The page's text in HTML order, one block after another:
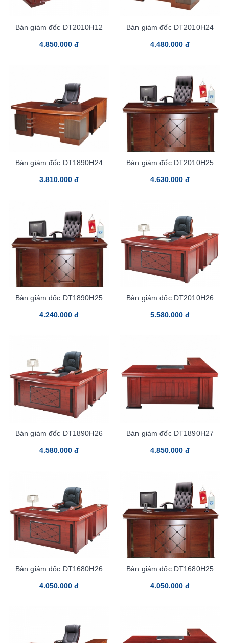
Bàn giám đốc DT2010H12
4.850.000 đ
Bàn giám đốc DT2010H24
4.480.000 đ
Bàn giám đốc DT1890H24
3.810.000 đ
Bàn giám đốc DT2010H25
4.630.000 đ
Bàn giám đốc DT1890H25
4.240.000 đ
Bàn giám đốc DT2010H26
5.580.000 đ
Bàn giám đốc DT1890H26
4.580.000 đ
Bàn giám đốc DT1890H27
4.850.000 đ
Bàn giám đốc DT1680H26
4.050.000 đ
Bàn giám đốc DT1680H25
4.050.000 đ